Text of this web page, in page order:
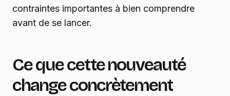
contraintes importantes à bien comprendre
avant de se lancer.
Ce que cette nouveauté
change concrètement